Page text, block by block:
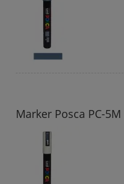
Marker Posca PC-5M